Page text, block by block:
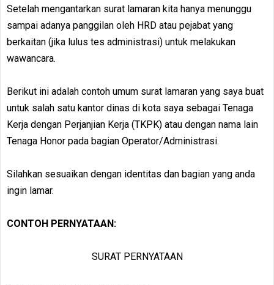
Setelah mengantarkan surat lamaran kita hanya menunggu
sampai adanya panggilan oleh HRD atau pejabat yang
berkaitan (jika lulus tes administrasi) untuk melakukan
wawancara.
Berikut ini adalah contoh umum surat lamaran yang saya buat
untuk salah satu kantor dinas di kota saya sebagai Tenaga
Kerja dengan Perjanjian Kerja (TKPK) atau dengan nama lain
Tenaga Honor pada bagian Operator/Administrasi.
Silahkan sesuaikan dengan identitas dan bagian yang anda
ingin lamar.
CONTOH PERNYATAAN:
SURAT PERNYATAAN